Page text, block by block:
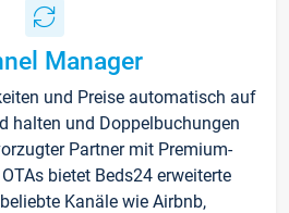
Manager
und Preise automatisch auf
halten und Doppelbuchungen
Partner mit Premium-
bietet Beds24 erweiterte
Kanäle wie Airbnb,